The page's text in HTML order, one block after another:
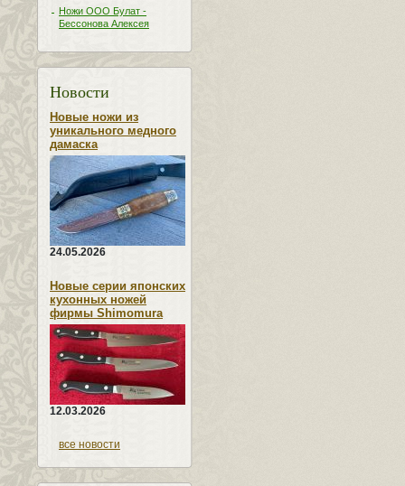
Ножи ООО Булат -
Бессонова Алексея
Новости
Новые ножи из
уникального медного
дамаска
24.05.2026
Новые серии японских
кухонных ножей
фирмы Shimomura
12.03.2026
все новости